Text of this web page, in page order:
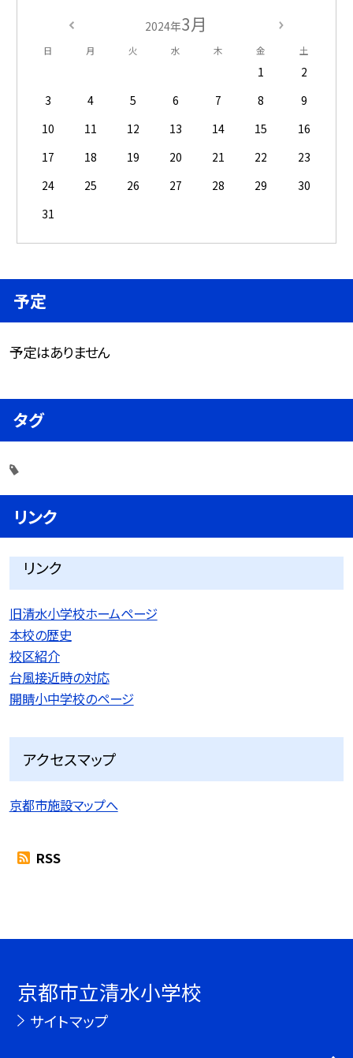
2024年3月
日 月 火 水 木 金 土
1
2
3
4 5 6 7 8
9
10
11 12 13 14 15
16
17
18 19 20 21 22
23
24
25 26 27 28 29
30
31
予定
予定はありません
タグ
リンク
リンク
旧清水小学校ホームページ
本校の歴史
校区紹介
台風接近時の対応
開睛小中学校のページ
アクセスマップ
京都市施設マップへ
RSS
京都市立清水小学校
サイトマップ